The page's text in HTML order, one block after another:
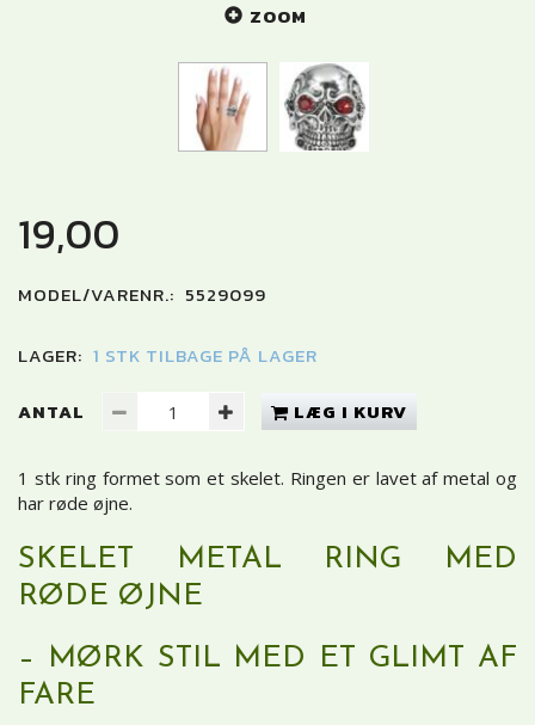
ZOOM
19,00
MODEL/VARENR.: 5529099
LAGER: 1 STK TILBAGE PÅ LAGER
ANTAL LÆG I KURV
1 stk ring formet som et skelet. Ringen er lavet af metal og
har røde øjne.
SKELET METAL RING MED
RØDE ØJNE
– MØRK STIL MED ET GLIMT AF
FARE